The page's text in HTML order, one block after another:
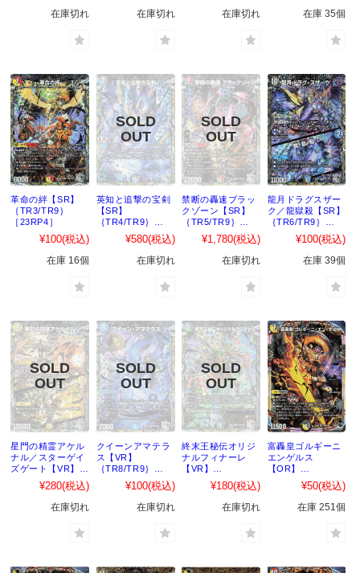
在庫切れ 在庫切れ 在庫切れ 在庫 35個
革命の絆【SR】
｛TR3/TR9｝
［23RP4］
¥100(税込)
在庫 16個
英知と追撃の宝剣
【SR】
｛TR4/TR9｝
［23RP4］
¥580(税込)
在庫切れ
禁断の轟速ブラッ
クゾーン【SR】
｛TR5/TR9｝
［23RP4］
¥1,780(税込)
在庫切れ
龍月ドラグスザー
ク／龍獄殺【SR】
｛TR6/TR9｝
［23RP4］
¥100(税込)
在庫 39個
星門の精霊アケル
ナル／スターゲイ
ズゲート【VR】
｛TR7/TR9｝
［23RP4］
¥280(税込)
在庫切れ
クイーンアマテラ
ス【VR】
｛TR8/TR9｝
［23RP4］
¥100(税込)
在庫切れ
終末王秘伝オリジ
ナルフィナーレ
【VR】
｛TR9/TR9｝
［23RP4］
¥180(税込)
在庫切れ
富轟皇ゴルギーニ
エンゲルス
【OR】
｛OR1/OR2｝
［23RP4］
¥50(税込)
在庫 251個